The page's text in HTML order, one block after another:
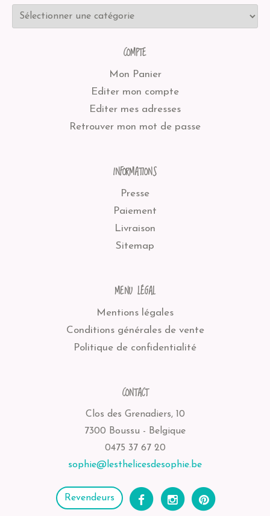
COMPTE
Mon Panier
Editer mon compte
Editer mes adresses
Retrouver mon mot de passe
INFORMATIONS
Presse
Paiement
Livraison
Sitemap
MENU LÉGAL
Mentions légales
Conditions générales de vente
Politique de confidentialité
CONTACT
Clos des Grenadiers, 10
7300 Boussu - Belgique
0475 37 67 20
sophie@lesthelicesdesophie.be
Revendeurs